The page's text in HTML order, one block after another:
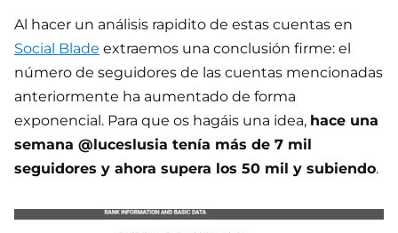
Al hacer un análisis rapidito de estas cuentas en
Social Blade extraemos una conclusión firme: el
número de seguidores de las cuentas mencionadas
anteriormente ha aumentado de forma
exponencial. Para que os hagáis una idea, hace una
semana @luceslusia tenía más de 7 mil
seguidores y ahora supera los 50 mil y subiendo.